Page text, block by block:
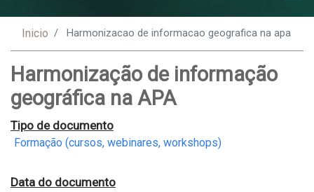
Inicio Harmonizacao de informacao geografica na apa
Harmonização de informação
geográfica na APA
Tipo de documento
Formação (cursos, webinares, workshops)
Data do documento